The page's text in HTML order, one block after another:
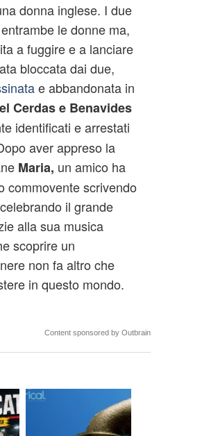
donna inglese. I due
le donne ma,
a fuggire e a lanciare
bloccata dai due,
e abbandonata in
Cerdas e Benavides
identificati e arrestati
aver appreso la
Maria, un amico ha
commovente scrivendo
il grande
alla sua musica
scoprire un
non fa altro che
in questo mondo.
Content sponsored by Outbrain